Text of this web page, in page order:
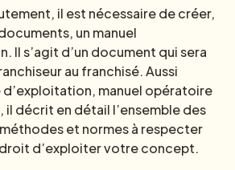
il est nécessaire de créer,
un manuel
Il s’agit d’un document qui sera
au franchisé. Aussi
d’exploitation, manuel opératoire
il décrit en détail l’ensemble des
et normes à respecter
d’exploiter votre concept.